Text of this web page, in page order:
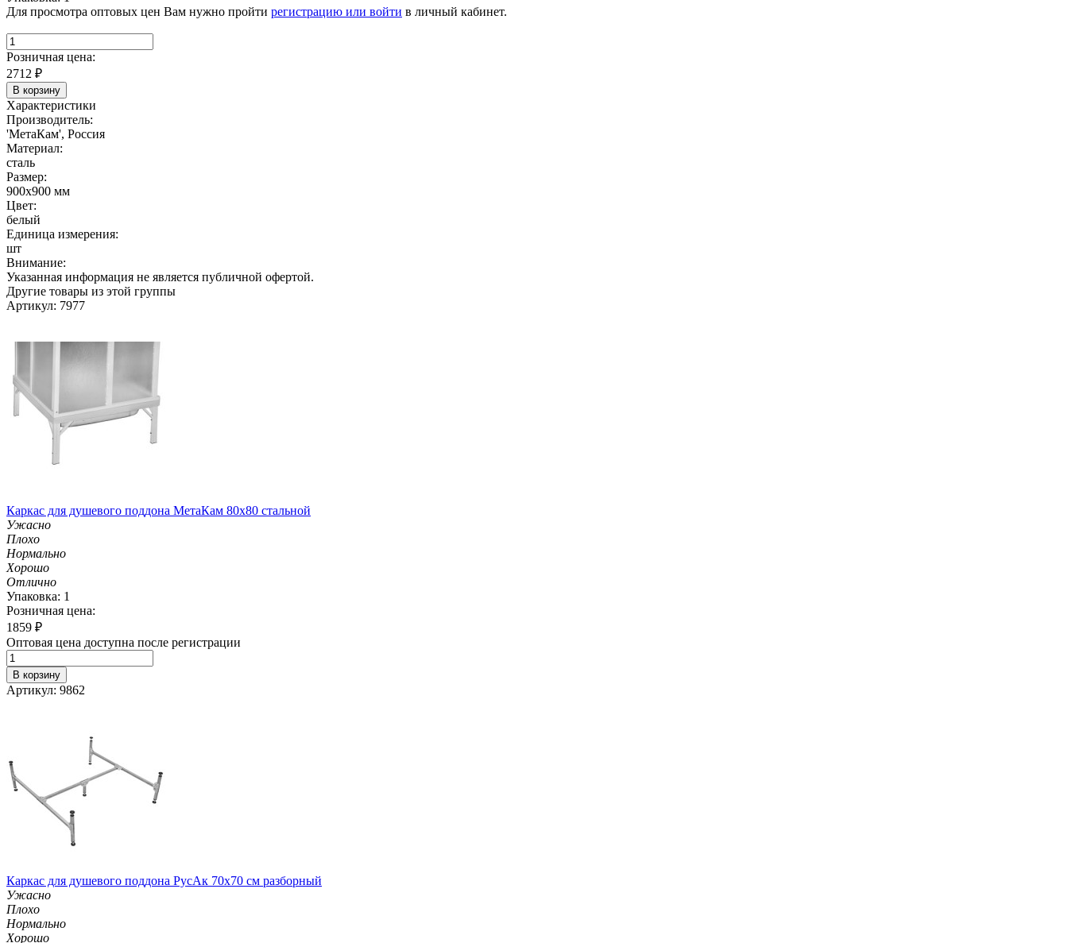
Для просмотра оптовых цен Вам нужно пройти регистрацию или войти в личный кабинет.
Розничная цена:
2712 ₽
В корзину
Характеристики
Производитель:
'МетаКам', Россия
Материал:
сталь
Размер:
900х900 мм
Цвет:
белый
Единица измерения:
шт
Внимание:
Указанная информация не является публичной офертой.
Другие товары из этой группы
Артикул: 7977
Каркас для душевого поддона МетаКам 80х80 стальной
Ужасно
Плохо
Нормально
Хорошо
Отлично
Упаковка: 1
Розничная цена:
1859 ₽
Оптовая цена доступна после регистрации
В корзину
Артикул: 9862
Каркас для душевого поддона РусАк 70х70 см разборный
Ужасно
Плохо
Нормально
Хорошо